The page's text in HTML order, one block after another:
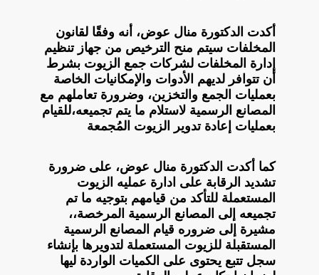
أكدت الدكتورة منال عوض، أنه وفقًا لقانون
المخلفات سيتم منح الترخيص من جهاز تنظيم
إدارة المخلفات لشركات جمع الزيوت بشرط
أن تتوافر لديهم الأدوات والإمكانيات الخاصة
بعمليات الجمع والتخزين، وضرورة تعاملهم مع
المصانع الرسمية لاستلام ما يتم تجميعه،للقيام
بعمليات إعادة تدوير الزيوت المُجمعة
كما أكدت الدكتورة منال عوض، على ضرورة
تشديد الرقابة على ادارة عمليه الزيوت
المستعملة للتأكد من قيامهم بتوجيه ما تم
تجميعه إلى المصانع الرسمية المرخصة،،
مشيرة إلى ضروره قيام المصانع الرسمية
المستقبلة للزيوت المستعملة لتدويرها بإنشاء
سجل تتبع يحتوى على الكميات الواردة ليها